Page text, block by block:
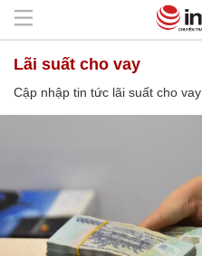
lãi suất cho vay
Cập nhập tin tức lãi suất cho vay